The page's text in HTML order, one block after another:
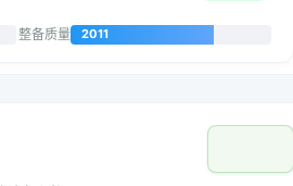
整备质量 2011